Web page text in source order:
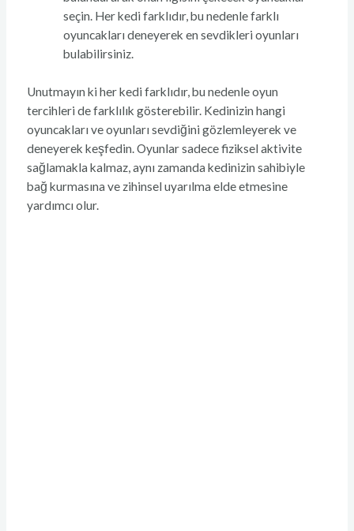
seçin. Her kedi farklıdır, bu nedenle farklı
oyuncakları deneyerek en sevdikleri oyunları
bulabilirsiniz.
Unutmayın ki her kedi farklıdır, bu nedenle oyun
tercihleri de farklılık gösterebilir. Kedinizin hangi
oyuncakları ve oyunları sevdiğini gözlemleyerek ve
deneyerek keşfedin. Oyunlar sadece fiziksel aktivite
sağlamakla kalmaz, aynı zamanda kedinizin sahibiyle
bağ kurmasına ve zihinsel uyarılma elde etmesine
yardımcı olur.